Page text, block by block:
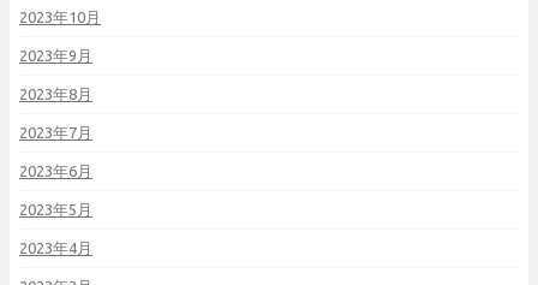
2023年10月
2023年9月
2023年8月
2023年7月
2023年6月
2023年5月
2023年4月